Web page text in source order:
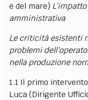
e del mare)
amministrativa
Le criticità esistenti
problemi
nella produzione
1.1 Il primo
Luca (Dirigente